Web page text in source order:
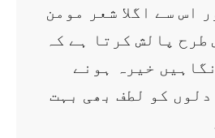
اس سے اگلا شعر مومن
طرح پالش کرتا ہے کہ
خیرہ ہونے
کو لطف بھی بہت